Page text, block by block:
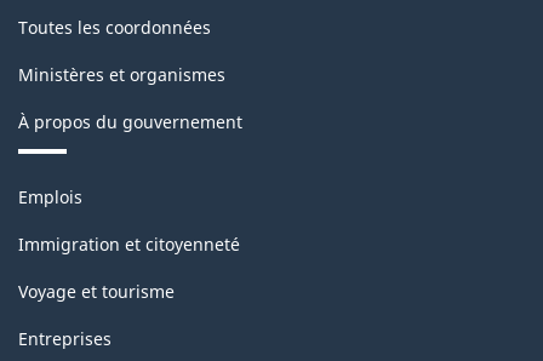
Toutes les coordonnées
Ministères et organismes
À propos du gouvernement
Thèmes
sujets
Emplois
Immigration et citoyenneté
Voyage et tourisme
Entreprises